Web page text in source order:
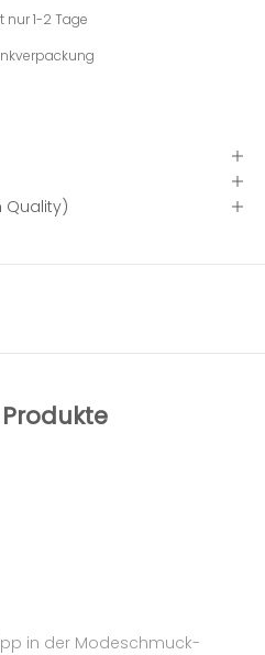
nur 1-2 Tage
Quality)
in der Modeschmuck-